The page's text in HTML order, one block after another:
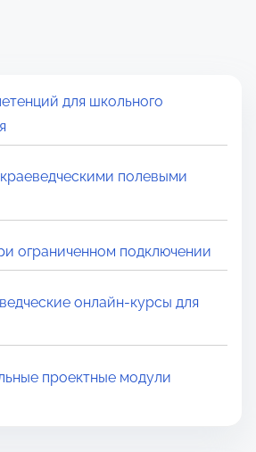
для школьного
полевыми
ограниченном подключении
онлайн-курсы для
проектные модули